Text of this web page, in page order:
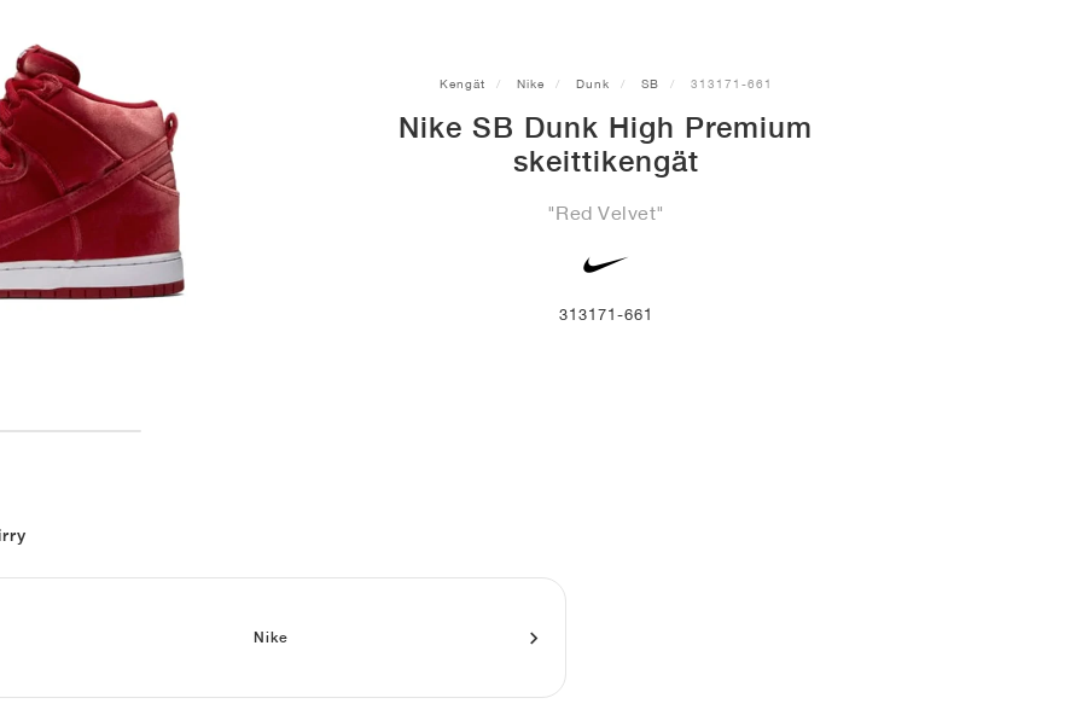
Kengät Nike Dunk SB 313171-661
Nike SB Dunk High Premium
skeittikengät
"Red Velvet"
313171-661
Nike